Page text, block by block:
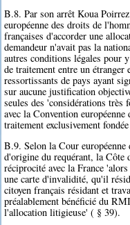
B.8. Par son arrêt Koua
européenne des droits de
françaises d'accorder une
demandeur n'avait pas la
autres conditions légales pour
de traitement entre un
ressortissants de pays ayant
sur aucune justification
seules des 'considérations très
avec la Convention
traitement exclusivement
B.9. Selon la Cour
d'origine du requérant, la Côte
réciprocité avec la France
une carte d'invalidité, qu'il
citoyen français résidant et
préalablement bénéficié du
l'allocation litigieuse' ( § 39).